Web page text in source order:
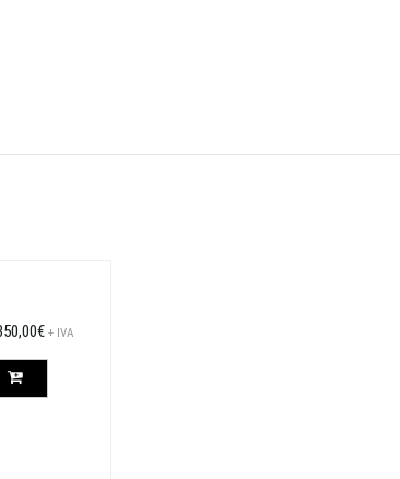
€ + IVA